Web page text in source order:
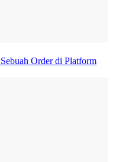
Order di Platform